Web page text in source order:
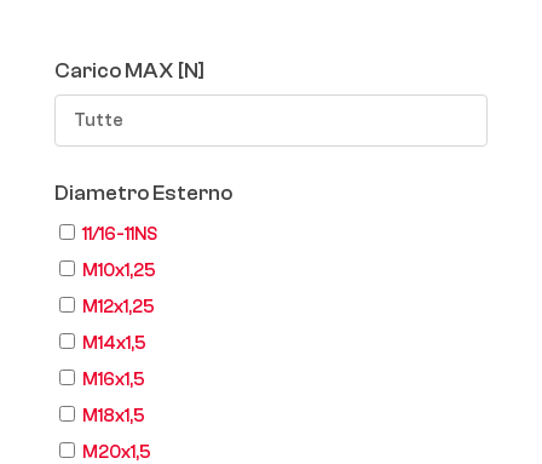
Carico MAX [N]
Tutte
Diametro Esterno
11/16-11NS
M10x1,25
M12x1,25
M14x1,5
M16x1,5
M18x1,5
M20x1,5